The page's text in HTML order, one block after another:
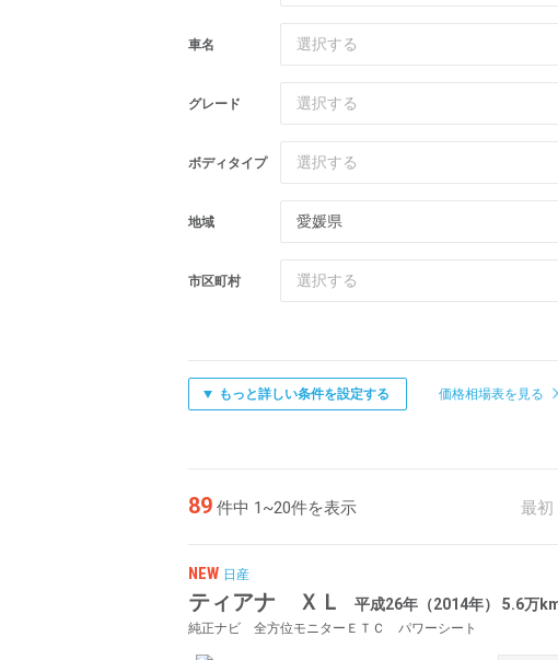
車名 選択する
グレード 選択する
ボディタイプ 選択する
地域 愛媛県
市区町村 選択する
もっと詳しい条件を設定する 価格相場表を見る
89 件中 1~20件を表示 最初
NEW 日産
ティアナ ＸＬ 平成26年（2014年） 5.6万
純正ナビ 全方位モニターＥＴＣ パワーシート